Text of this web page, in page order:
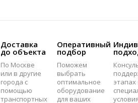
Доставка
до объекта
По Москве
или в другие
города с
помощью
транспортных
Оперативный
подбор
Поможем
выбрать
оптимальное
оборудование
для ваших
этапах